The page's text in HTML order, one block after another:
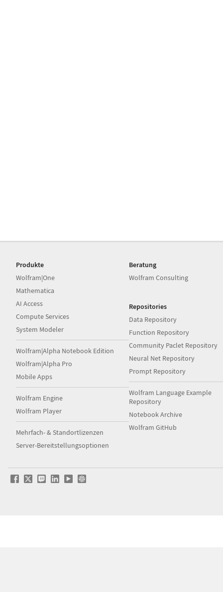
Produkte
Wolfram|One
Mathematica
AI Access
Compute Services
System Modeler
Wolfram|Alpha Notebook Edition
Wolfram|Alpha Pro
Mobile Apps
Wolfram Engine
Wolfram Player
Mehrfach- & Standortlizenzen
Server-Bereitstellungsoptionen
Beratung
Wolfram Consulting
Repositories
Data Repository
Function Repository
Community Paclet Repository
Neural Net Repository
Prompt Repository
Wolfram Language Example
Repository
Notebook Archive
Wolfram GitHub